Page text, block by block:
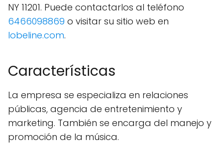
NY 11201. Puede contactarlos al teléfono
6466098869 o visitar su sitio web en
lobeline.com.
Características
La empresa se especializa en relaciones
públicas, agencia de entretenimiento y
marketing. También se encarga del manejo y
promoción de la música.